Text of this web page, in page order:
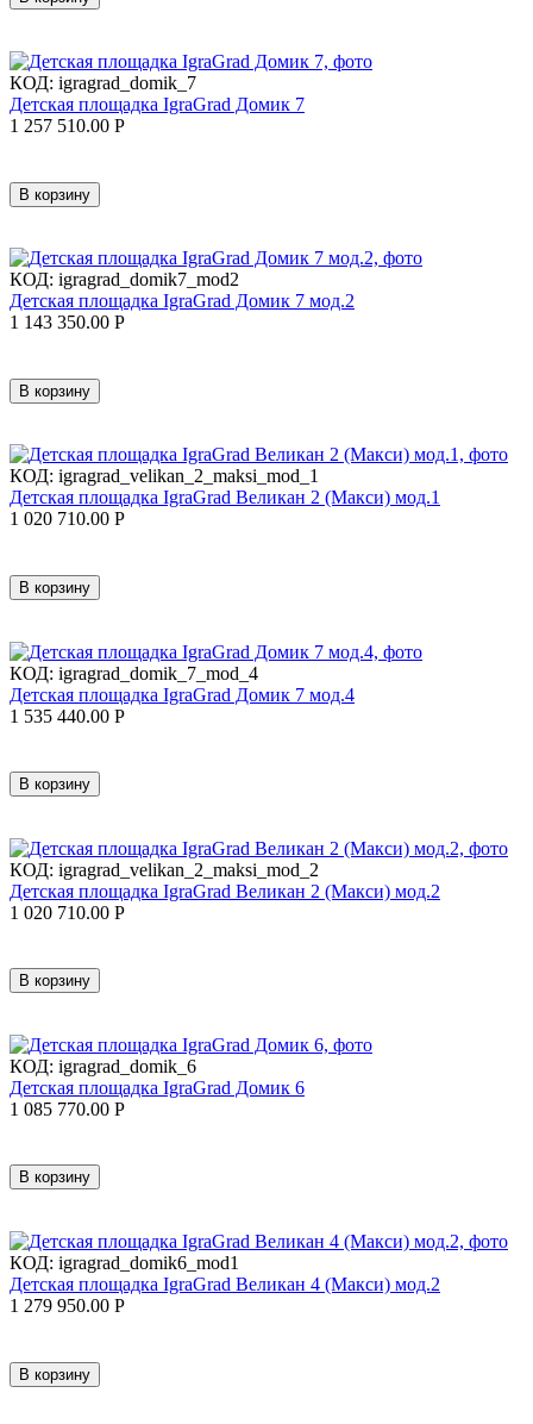
КОД: igragrad_domik_7
Детская площадка IgraGrad Домик 7
1 257 510.00 Р
В корзину
КОД: igragrad_domik7_mod2
Детская площадка IgraGrad Домик 7 мод.2
1 143 350.00 Р
В корзину
КОД: igragrad_velikan_2_maksi_mod_1
Детская площадка IgraGrad Великан 2 (Макси) мод.1
1 020 710.00 Р
В корзину
КОД: igragrad_domik_7_mod_4
Детская площадка IgraGrad Домик 7 мод.4
1 535 440.00 Р
В корзину
КОД: igragrad_velikan_2_maksi_mod_2
Детская площадка IgraGrad Великан 2 (Макси) мод.2
1 020 710.00 Р
В корзину
КОД: igragrad_domik_6
Детская площадка IgraGrad Домик 6
1 085 770.00 Р
В корзину
КОД: igragrad_domik6_mod1
Детская площадка IgraGrad Великан 4 (Макси) мод.2
1 279 950.00 Р
В корзину